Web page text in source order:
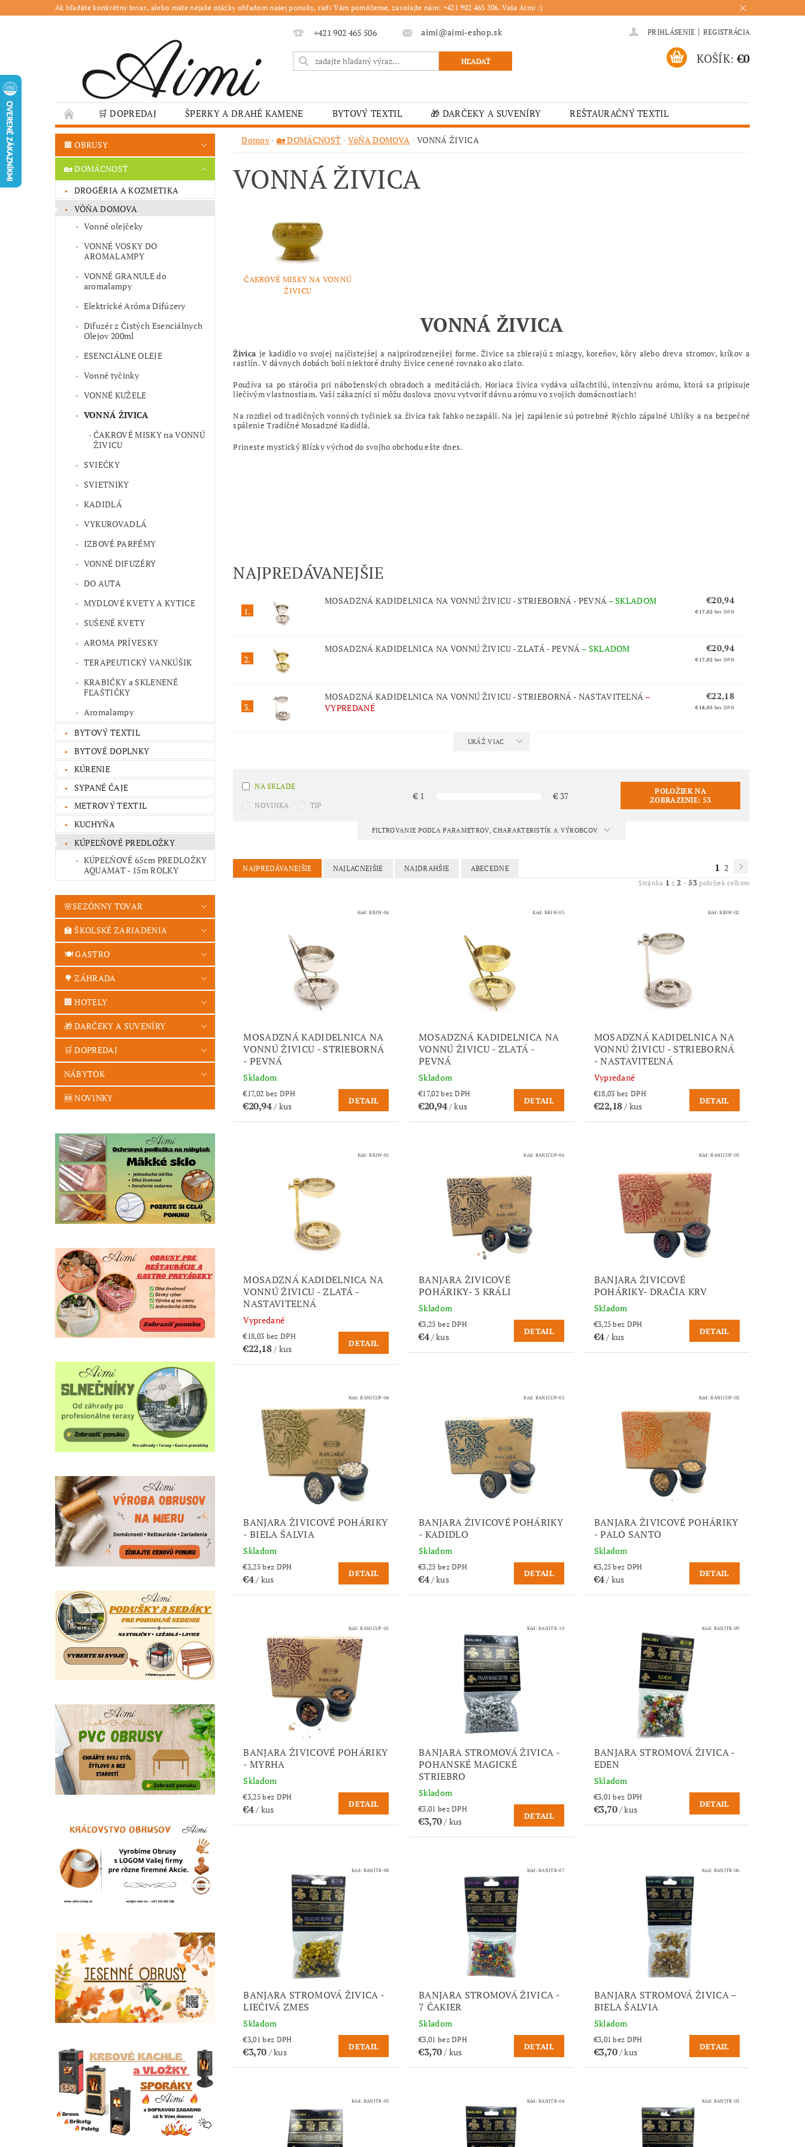
Ak hľadáte konkrétny tovar, alebo máte nejaké otázky ohľadom našej ponuky, radi Vám pomôžeme, zavolajte nám: +421 902 465 506. Vaša Aimi :)
+421 902 465 506 aimi@aimi-eshop.sk PRIHLÁSENIE | REGISTRÁCIA
KOŠÍK: €0
🛒 DOPREDAJ ŠPERKY A DRAHÉ KAMENE BYTOVÝ TEXTIL 🎁 DARČEKY A SUVENÍRY
REŠTAURAČNÝ TEXTIL
🌳 ZÁHRADA
🍽️ GASTRO JESENNÉ OBRUSY 🎄 VIANOČNÝ TOVAR 🏫 ŠKOLSKÉ ZARIADENIA
❤️ VALENTÍN – TIPY NA DARČEKY
GASTRO PREVÁDZKY
ŠKOLY A VEREJNÉ ZARIADENIA MOJA OBJEDNÁVKA
🟫 OBRUSY
🏡 DOMÁCNOSŤ
DROGÉRIA A KOZMETIKA
VÔŇA DOMOVA
Vonné olejčeky
VONNÉ VOSKY DO
AROMALAMPY
VONNÉ GRANULE do
aromalampy
Elektrické Aróma Difúzery
Difuzér z Čistých Esenciálnych
Olejov 200ml
ESENCIÁLNE OLEJE
Vonné tyčinky
VONNÉ KUŽELE
VONNÁ ŽIVICA
ČAKROVÉ MISKY na VONNÚ
ŽIVICU
SVIEČKY
SVIETNIKY
KADIDLÁ
VYKUROVADLÁ
IZBOVÉ PARFÉMY
VONNÉ DIFUZÉRY
DO AUTA
MYDLOVÉ KVETY A KYTICE
SUŠENÉ KVETY
AROMA PRÍVESKY
TERAPEUTICKÝ VANKÚŠIK
KRABIČKY a SKLENENÉ
FĽAŠTIČKY
Aromalampy
BYTOVÝ TEXTIL
BYTOVÉ DOPLNKY
KÚRENIE
SYPANÉ ČAJE
METROVÝ TEXTIL
KUCHYŇA
KÚPEĽŇOVÉ PREDLOŽKY
KÚPEĽŇOVÉ 65cm PREDLOŽKY
AQUAMAT - 15m ROLKY
🌸SEZÓNNY TOVAR
🏫 ŠKOLSKÉ ZARIADENIA
🍽️ GASTRO
🌳 ZÁHRADA
🏢 HOTELY
🎁 DARČEKY A SUVENÍRY
🛒 DOPREDAJ
NÁBYTOK
🆕 NOVINKY
Domov 🏡 DOMÁCNOSŤ VôŇA DOMOVA VONNÁ ŽIVICA
VONNÁ ŽIVICA
ČAKROVÉ MISKY NA VONNÚ
ŽIVICU
VONNÁ ŽIVICA
Živica je kadidlo vo svojej najčistejšej a najprirodzenejšej forme. Živice sa zbierajú z miazgy, koreňov, kôry alebo dreva stromov, kríkov a
rastlín. V dávnych dobách boli niektoré druhy živice cenené rovnako ako zlato.
Používa sa po stáročia pri náboženských obradoch a meditáciách. Horiaca živica vydáva ušľachtilú, intenzívnu arómu, ktorá sa pripisuje
liečivým vlastnostiam. Vaši zákazníci si môžu doslova znovu vytvoriť dávnu arómu vo svojich domácnostiach!
Na rozdiel od tradičných vonných tyčiniek sa živica tak ľahko nezapáli. Na jej zapálenie sú potrebné Rýchlo zápalné Uhlíky a na bezpečné
spálenie Tradičné Mosadzné Kadidlá.
Prineste mystický Blízky východ do svojho obchodu ešte dnes.
NAJPREDÁVANEJŠIE
1.
MOSADZNÁ KADIDELNICA NA VONNÚ ŽIVICU - STRIEBORNÁ - PEVNÁ –SKLADOM €20,94
€17,02 bez DPH
2.
MOSADZNÁ KADIDELNICA NA VONNÚ ŽIVICU - ZLATÁ - PEVNÁ – SKLADOM €20,94
€17,02 bez DPH
3.
MOSADZNÁ KADIDELNICA NA VONNÚ ŽIVICU - STRIEBORNÁ - NASTAVITEĽNÁ –
VYPREDANÉ
€22,18
€18,03 bez DPH
UKÁŽ VIAC
NA SKLADE
NOVINKA TIP
€ 1 € 37
POLOŽIEK NA
ZOBRAZENIE: 53
FILTROVANIE PODĽA PARAMETROV, CHARAKTERISTÍK A VÝROBCOV
NAJPREDÁVANEJŠIE NAJLACNEJŠIE NAJDRAHŠIE ABECEDNE 1 2
Stránka 1 z2 -53 položiek celkom
Kód:BRIW-04
MOSADZNÁ KADIDELNICA NA
VONNÚ ŽIVICU - STRIEBORNÁ
- PEVNÁ
Skladom
€17,02 bez DPH
€20,94/ kus
DETAIL
Kód: BRIW-03
MOSADZNÁ KADIDELNICA NA
VONNÚ ŽIVICU - ZLATÁ -
PEVNÁ
Skladom
€17,02 bez DPH
€20,94/ kus
DETAIL
Kód:BRIW-02
MOSADZNÁ KADIDELNICA NA
VONNÚ ŽIVICU - STRIEBORNÁ
- NASTAVITEĽNÁ
Vypredané
€18,03 bez DPH
€22,18/ kus
DETAIL
Kód:BRIW-01
MOSADZNÁ KADIDELNICA NA
VONNÚ ŽIVICU - ZLATÁ -
NASTAVITEĽNÁ
Vypredané
€18,03 bez DPH
€22,18/ kus
DETAIL
Kód: BANJCUP-06
BANJARA ŽIVICOVÉ
POHÁRIKY- 3 KRÁLI
Skladom
€3,25 bez DPH
€4/ kus
DETAIL
Kód:BANJCUP-05
BANJARA ŽIVICOVÉ
POHÁRIKY- DRAČIA KRV
Skladom
€3,25 bez DPH
€4/ kus
DETAIL
Kód:BANJCUP-04
BANJARA ŽIVICOVÉ POHÁRIKY
- BIELA ŠALVIA
Skladom
€3,25 bez DPH
€4/ kus
DETAIL
Kód: BANJCUP-03
BANJARA ŽIVICOVÉ POHÁRIKY
- KADIDLO
Skladom
€3,25 bez DPH
€4/ kus
DETAIL
Kód:BANJCUP-02
BANJARA ŽIVICOVÉ POHÁRIKY
- PALO SANTO
Skladom
€3,25 bez DPH
€4/ kus
DETAIL
Kód:BANJCUP-01
BANJARA ŽIVICOVÉ POHÁRIKY
- MYRHA
Skladom
€3,25 bez DPH
€4/ kus
DETAIL
Kód:BANJTR-10
BANJARA STROMOVÁ ŽIVICA -
POHANSKÉ MAGICKÉ
STRIEBRO
Skladom
€3,01 bez DPH
€3,70/ kus
DETAIL
Kód: BANJTR-09
BANJARA STROMOVÁ ŽIVICA -
EDEN
Skladom
€3,01 bez DPH
€3,70/ kus
DETAIL
Kód: BANJTR-08
BANJARA STROMOVÁ ŽIVICA -
LIEČIVÁ ZMES
Skladom
€3,01 bez DPH
€3,70 / kus
DETAIL
Kód:BANJTR-07
BANJARA STROMOVÁ ŽIVICA -
7 ČAKIER
Skladom
€3,01 bez DPH
€3,70/ kus
DETAIL
Kód: BANJTR-06
BANJARA STROMOVÁ ŽIVICA –
BIELA ŠALVIA
Skladom
€3,01 bez DPH
€3,70/ kus
DETAIL
Kód: BANJTR-05 Kód:BANJTR-04 Kód: BANJTR-03